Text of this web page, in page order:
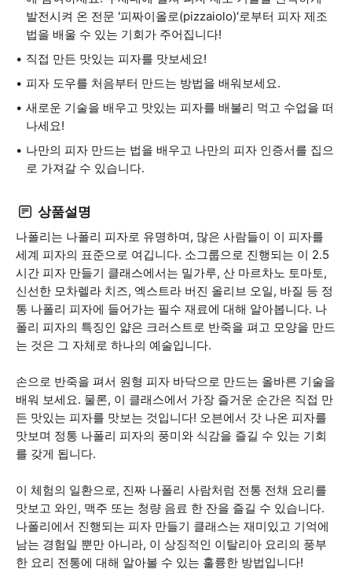
발전시켜 온 전문 '피짜이올로(pizzaiolo)'로부터 피자 제조
법을 배울 수 있는 기회가 주어집니다!
직접 만든 맛있는 피자를 맛보세요!
피자 도우를 처음부터 만드는 방법을 배워보세요.
새로운 기술을 배우고 맛있는 피자를 배불리 먹고 수업을 떠
나세요!
나만의 피자 만드는 법을 배우고 나만의 피자 인증서를 집으
로 가져갈 수 있습니다.
상품설명
나폴리는 나폴리 피자로 유명하며, 많은 사람들이 이 피자를
세계 피자의 표준으로 여깁니다. 소그룹으로 진행되는 이 2.5
시간 피자 만들기 클래스에서는 밀가루, 산 마르차노 토마토,
신선한 모차렐라 치즈, 엑스트라 버진 올리브 오일, 바질 등 정
통 나폴리 피자에 들어가는 필수 재료에 대해 알아봅니다. 나
폴리 피자의 특징인 얇은 크러스트로 반죽을 펴고 모양을 만드
는 것은 그 자체로 하나의 예술입니다.
손으로 반죽을 펴서 원형 피자 바닥으로 만드는 올바른 기술을
배워 보세요. 물론, 이 클래스에서 가장 즐거운 순간은 직접 만
든 맛있는 피자를 맛보는 것입니다! 오븐에서 갓 나온 피자를
맛보며 정통 나폴리 피자의 풍미와 식감을 즐길 수 있는 기회
를 갖게 됩니다.
이 체험의 일환으로, 진짜 나폴리 사람처럼 전통 전채 요리를
맛보고 와인, 맥주 또는 청량 음료 한 잔을 즐길 수 있습니다.
나폴리에서 진행되는 피자 만들기 클래스는 재미있고 기억에
남는 경험일 뿐만 아니라, 이 상징적인 이탈리아 요리의 풍부
한 요리 전통에 대해 알아볼 수 있는 훌륭한 방법입니다!